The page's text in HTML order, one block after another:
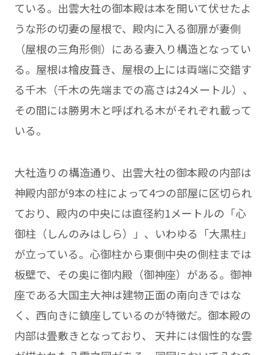
ている。出雲大社の御本殿は本を開いて伏せたよ
うな形の切妻の屋根で、殿内に入る御扉が妻側
（屋根の三角形側）にある妻入り構造となってい
る。屋根は檜皮葺き、屋根の上には両端に交錯す
る千木（千木の先端までの高さは24メートル）、
その間には勝男木と呼ばれる木がそれぞれ載って
いる。
大社造りの構造通り、出雲大社の御本殿の内部は
神殿内部が9本の柱によって4つの部屋に区切られ
ており、殿内の中央には直径約1メートルの「心
御柱（しんのみはしら）」、いわゆる「大黒柱」
が立っている。心御柱から東側中央の側柱までは
板壁で、その奥に御内殿（御神座）がある。御神
座である大国主大神は建物正面の南向きではな
く、西向きに鎮座しているのが特徴だ。御本殿の
内部は畳敷きとなっており、 天井には個性的な雲